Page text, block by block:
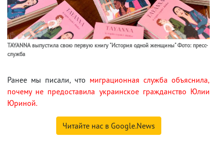
TAYANNA выпустила свою первую книгу "История одной женщины" Фото: пресс-
служба
Ранее мы писали, что миграционная служба объяснила,
почему не предоставила украинское гражданство Юлии
Юриной.
Читайте нас в Google.News